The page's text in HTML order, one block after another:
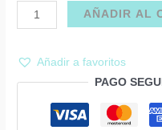
Recordatorio
porta
ancla
AÑADIR AL
Añadir a favoritos
PAGO